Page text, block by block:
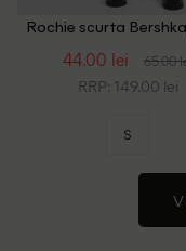
Rochie scurta
44.00 lei 65.00
RRP: 149.00 lei
S